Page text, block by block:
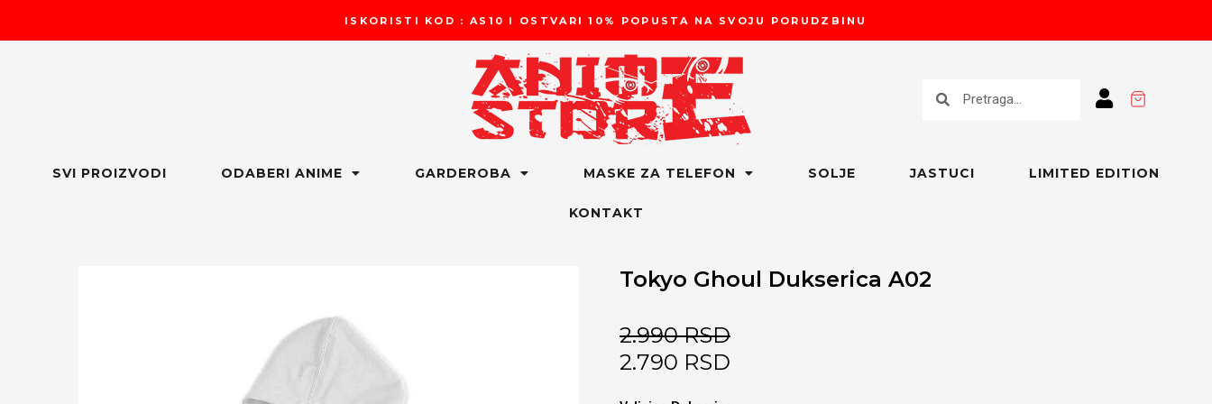
ISKORISTI KOD : AS10 I OSTVARI 10% POPUSTA NA SVOJU PORUDZBINU
SVI PROIZVODI ODABERI ANIME GARDEROBA MASKE ZA TELEFON SOLJE JASTUCI LIMITED EDITION
KONTAKT
Tokyo Ghoul Dukserica A02
2.990RSD
2.790 RSD